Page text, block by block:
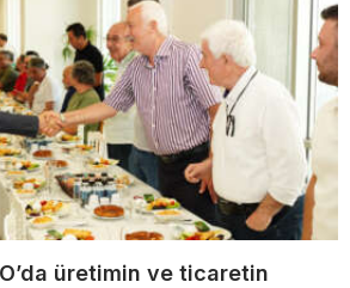
üretimin ve ticaretin